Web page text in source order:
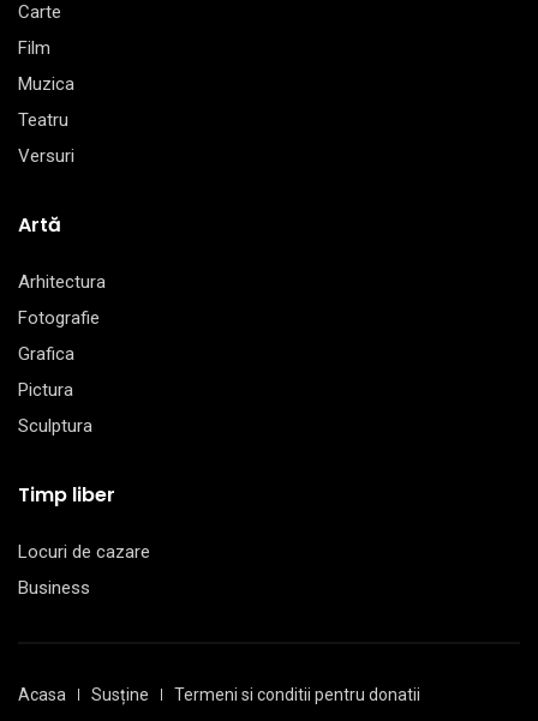
Carte
Film
Muzica
Teatru
Versuri
Artă
Arhitectura
Fotografie
Grafica
Pictura
Sculptura
Timp liber
Locuri de cazare
Business
Acasa Susține
Termeni si conditii pentru donatii